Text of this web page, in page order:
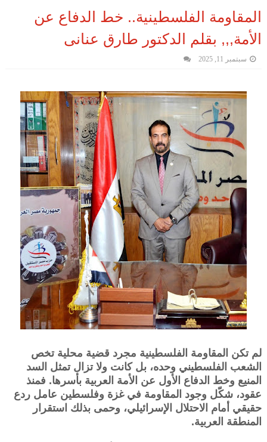
المقاومة الفلسطينية.. خط الدفاع عن
الأمة,,, بقلم الدكتور طارق عنانى
سبتمبر 11, 2025
لم تكن المقاومة الفلسطينية مجرد قضية محلية تخص
الشعب الفلسطيني وحده، بل كانت ولا تزال تمثل السد
المنيع وخط الدفاع الأول عن الأمة العربية بأسرها. فمنذ
عقود، شكّل وجود المقاومة في غزة وفلسطين عامل ردع
حقيقي أمام الاحتلال الإسرائيلي، وحمى بذلك استقرار
المنطقة العربية.